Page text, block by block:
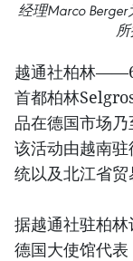
经理Marco
越通社柏林——6
首都柏林
品在德国市场乃
该活动由越南
统以及北江省贸
据越通社驻柏
德国大使馆代